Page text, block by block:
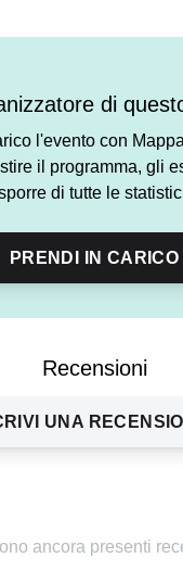
di
l'evento con
il programma, gli
di tutte le
PRENDI IN CARICO
Recensioni
UNA
ancora presenti
Condividievento